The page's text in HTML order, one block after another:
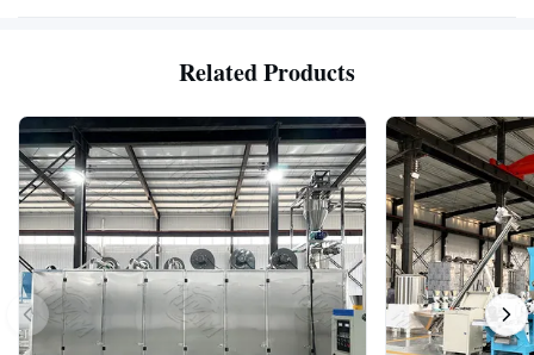
Related Products